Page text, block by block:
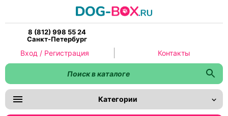
8 (812) 998 55 24
Санкт-Петербург
Категории
Вход / Регистрация Контакты